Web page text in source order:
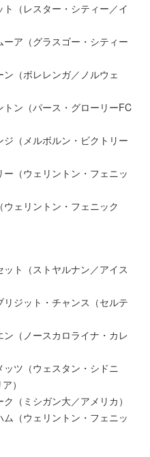
（レスター・シティー／イ
ア（グラスゴー・シティー
（ボレレンガ／ノルウェ
ン（パース・グローリーFC
（メルボルン・ビクトリー
（ウェリントン・フェニッ
ェリントン・フェニック
ト（ストヤルナン／アイス
ジット・チャンス（セルテ
（ノースカロライナ・カレ
ツ（ウェスタン・シドニ
）
（ミシガン大／アメリカ）
（ウェリントン・フェニッ